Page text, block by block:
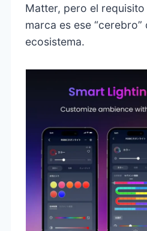
Matter, pero el
marca es ese
ecosistema.